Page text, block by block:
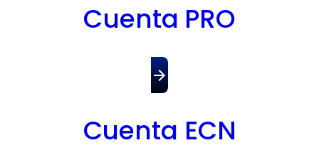
Cuenta PRO
Cuenta ECN